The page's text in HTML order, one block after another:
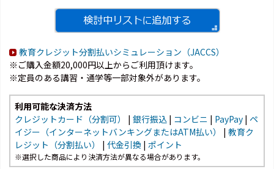
教育クレジット分割払いシミュレーション（JACCS）
※ご購入金額20,000円以上からご利用頂けます。
※定員のある講習・通学等一部対象外があります。
利用可能な決済方法
クレジットカード（分割可）
| 銀行振込 | コンビニ | PayPay | ペ
イジー（インターネットバンキングまたはATM払い）
| 教育ク
レジット（分割払い）
| 代金引換 | ポイント
※選択した商品により決済方法が異なる場合があります。